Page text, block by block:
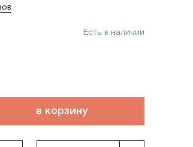
Есть в наличии
в корзину